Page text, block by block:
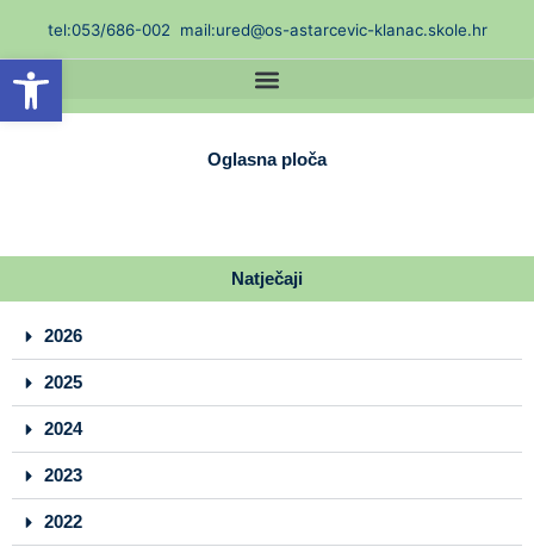
Open toolbar
content
tel:053/686-002 mail:ured@os-astarcevic-klanac.skole.hr
Oglasna ploča
Natječaji
2026
2025
2024
2023
2022